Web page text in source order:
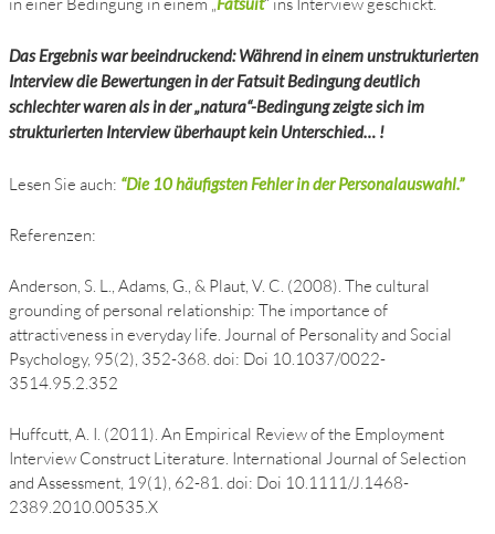
Das Ergebnis war beeindruckend: Während in einem unstrukturierten
Interview die Bewertungen in der Fatsuit Bedingung deutlich
schlechter waren als in der „natura“-Bedingung zeigte sich im
strukturierten Interview überhaupt kein Unterschied… !
Lesen Sie auch: “Die 10 häufigsten Fehler in der Personalauswahl.”
Referenzen:
Anderson, S. L., Adams, G., & Plaut, V. C. (2008). The cultural
grounding of personal relationship: The importance of
attractiveness in everyday life. Journal of Personality and Social
Psychology, 95(2), 352-368. doi: Doi 10.1037/0022-
3514.95.2.352
Huffcutt, A. I. (2011). An Empirical Review of the Employment
Interview Construct Literature. International Journal of Selection
and Assessment, 19(1), 62-81. doi: Doi 10.1111/J.1468-
2389.2010.00535.X